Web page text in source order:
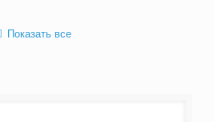
Показать все